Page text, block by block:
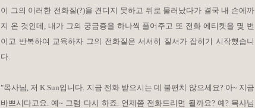
이 그의 이러한 전화질(?)을 견디지 못하고 뒤로 물러났다가 결국 내 손에까
지 온 것인데, 내가 그의 궁금증을 하나씩 풀어주고 또 전화 에티켓을 몇 번
이고 반복하여 교육하자 그의 전화질은 서서히 질서가 잡히기 시작했습니
다.
"목사님, 저 K.Sun입니다. 지금 전화 받으시는 데 불편치 않으세요? 아~ 지금
바쁘시다고요. 예~ 그럼 다시 하죠. 언제쯤 전화드리면 될까요? 예? 목사님